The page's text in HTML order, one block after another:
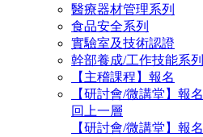
醫療器材管理系列
食品安全系列
實驗室及技術認證
幹部養成/工作技能系列
【主稽課程】報名
【研討會/微講堂】報名
回上一層
【研討會/微講堂】報名